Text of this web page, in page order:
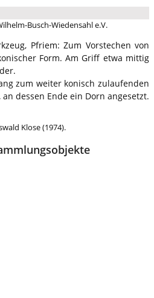
Busch-Wiedensahl e.V.
Pfriem: Zum Vorstechen von
Form. Am Griff etwa mittig
zum weiter konisch zulaufenden
dessen Ende ein Dorn angesetzt.
Klose (1974).